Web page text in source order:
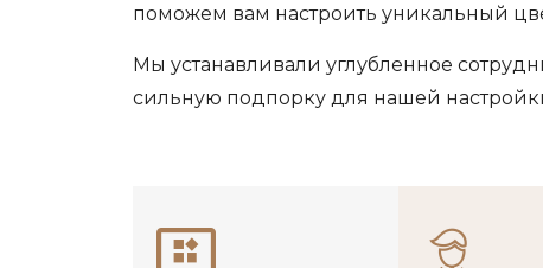
поможем вам настроить уникальный
Мы устанавливали углубленное
сильную подпорку для нашей